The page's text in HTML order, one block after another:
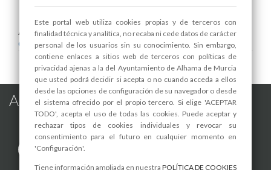
Areas relacionadas:
Cultura y Patrimonio
Alhama de Murcia en las Redes
Este portal web utiliza cookies propias y de terceros con
finalidad técnica y analítica, no recaba ni cede datos de carácter
personal de los usuarios sin su conocimiento. Sin embargo,
contiene enlaces a sitios web de terceros con políticas de
privacidad ajenas a la del Ayuntamiento de Alhama de Murcia
que usted podrá decidir si acepta o no cuando acceda a ellos
desde las opciones de configuración de su navegador o desde
el sistema ofrecido por el propio tercero. Si elige 'ACEPTAR
TODO', acepta el uso de todas las cookies. Puede aceptar y
rechazar tipos de cookies individuales y revocar su
consentimiento para el futuro en cualquier momento en
'Configuración'.
Tiene información ampliada en nuestra POLÍTICA DE COOKIES